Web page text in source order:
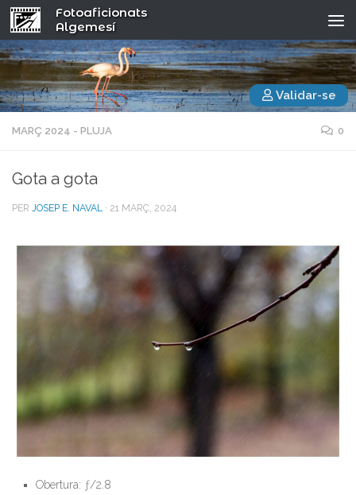
Fotoaficionats
Algemesí
Validar-se
MARÇ 2024 - PLUJA 0
Gota a gota
PER JOSEP E. NAVAL · 21 MARÇ, 2024
Obertura: ƒ/2.8